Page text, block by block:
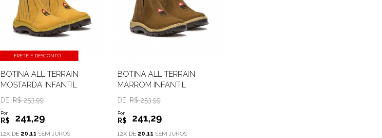
FRETE E DESCONTO
BOTINA ALL TERRAIN
MOSTARDA INFANTIL
DE:R$ 253.99
Por
R$ 241,29
12X DE 20,11 SEM JUROS
BOTINA ALL TERRAIN
MARROM INFANTIL
DE:R$ 253.99
Por
R$ 241,29
12X DE 20,11 SEM JUROS